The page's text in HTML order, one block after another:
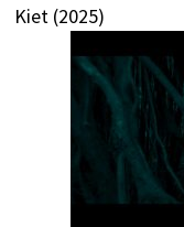
Kiet (2025)